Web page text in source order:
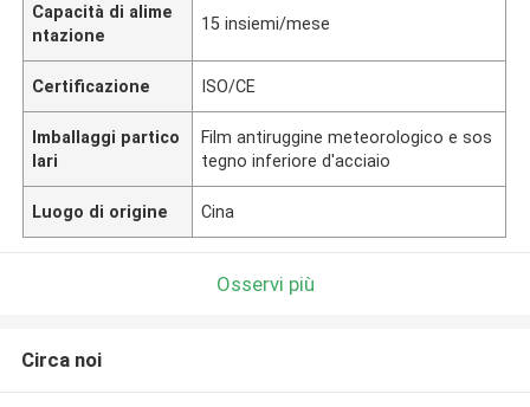
Capacità di alime
ntazione
15 insiemi/mese
Certificazione ISO/CE
Imballaggi partico
lari
Film antiruggine meteorologico e sos
tegno inferiore d'acciaio
Luogo di origine Cina
Osservi più
Circa noi